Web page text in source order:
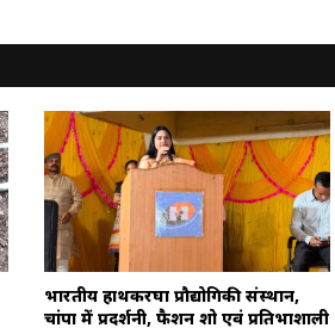
हड़ताल
बैठने
की
चेतावनी
भारतीय हाथकरघा प्रौद्योगिकी संस्थान,
चांपा में प्रदर्शनी, फैशन शो एवं प्रतिभाशाली